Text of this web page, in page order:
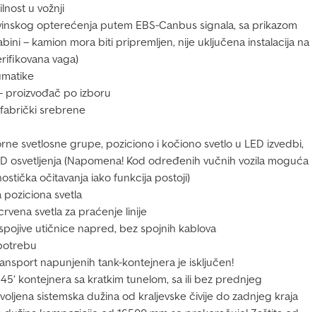
u vožnji
opterećenja putem EBS-Canbus signala, sa prikazom
– kamion mora biti pripremljen, nije uključena instalacija na
vaga)
proizvođač po izboru
srebrene
svetlosne grupe, poziciono i kočiono svetlo u LED izvedbi,
osvetljenja (Napomena! Kod određenih vučnih vozila moguća
očitavanja iako funkcija postoji)
svetla
svetla za praćenje linije
utičnice napred, bez spojnih kablova
napunjenih tank-kontejnera je isključen!
kontejnera sa kratkim tunelom, sa ili bez prednjeg
sistemska dužina od kraljevske čivije do zadnjeg kraja